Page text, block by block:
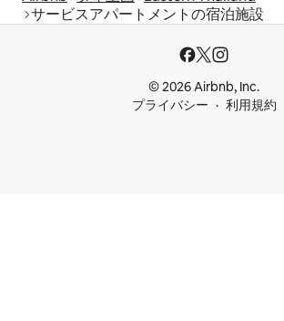
サービスアパートメントの宿泊施設
© 2026 Airbnb, Inc.
プライバシー
利用規約